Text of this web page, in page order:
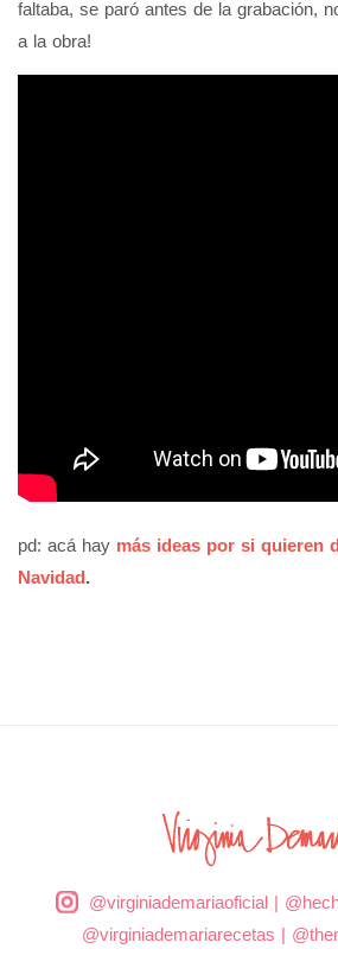
faltaba, se paró antes de la grabación,
a la obra!
pd: acá hay más ideas por si quieren
Navidad.
@virginiademariaoficial|
@virginiademariarecetas |